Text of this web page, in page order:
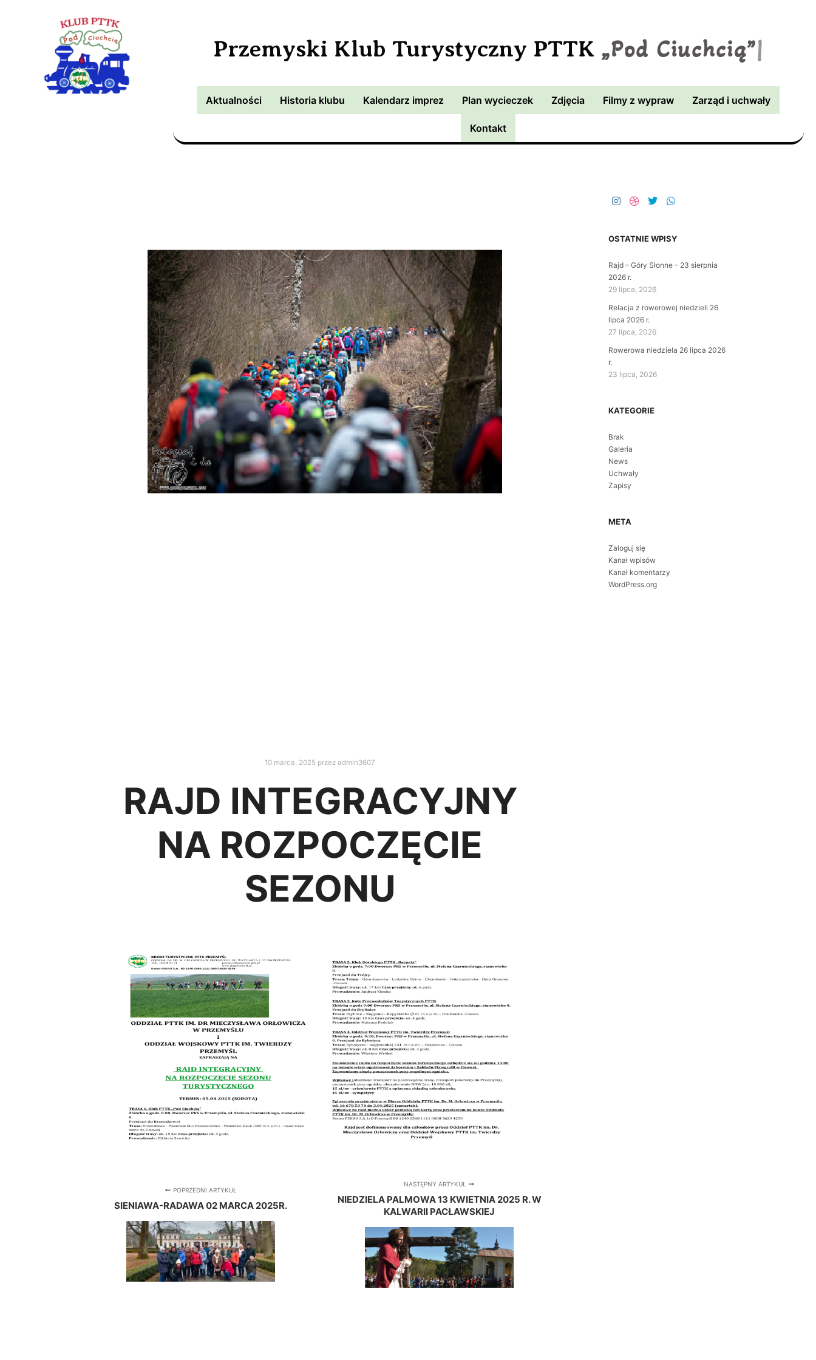
Przemyski Klub Turystyczny PTTK „Pod Ciuchcią”|
Aktualności Historia klubu Kalendarz imprez Plan wycieczek Zdjęcia Filmy z wypraw Zarząd i uchwały
Kontakt
10 marca, 2025 przez admin3607
RAJD INTEGRACYJNY
NA ROZPOCZĘCIE
SEZONU
POPRZEDNI ARTYKUŁ
SIENIAWA-RADAWA 02 MARCA 2025R.
NASTĘPNY ARTYKUŁ
NIEDZIELA PALMOWA 13 KWIETNIA 2025 R. W
KALWARII PACŁAWSKIEJ
OSTATNIE WPISY
Rajd – Góry Słonne – 23 sierpnia
2026 r.
29 lipca, 2026
Relacja z rowerowej niedzieli 26
lipca 2026 r.
27 lipca, 2026
Rowerowa niedziela 26 lipca 2026
r.
23 lipca, 2026
KATEGORIE
Brak
Galeria
News
Uchwały
Zapisy
META
Zaloguj się
Kanał wpisów
Kanał komentarzy
WordPress.org